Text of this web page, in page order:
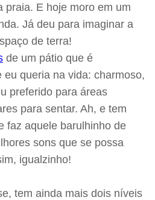
praia. E hoje moro em um
Já deu para imaginar a
de terra!
de um pátio que é
queria na vida: charmoso,
preferido para áreas
para sentar. Ah, e tem
faz aquele barulhinho de
sons que se possa
igualzinho!
tem ainda mais dois níveis